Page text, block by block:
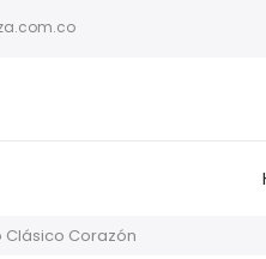
Clásico Corazón